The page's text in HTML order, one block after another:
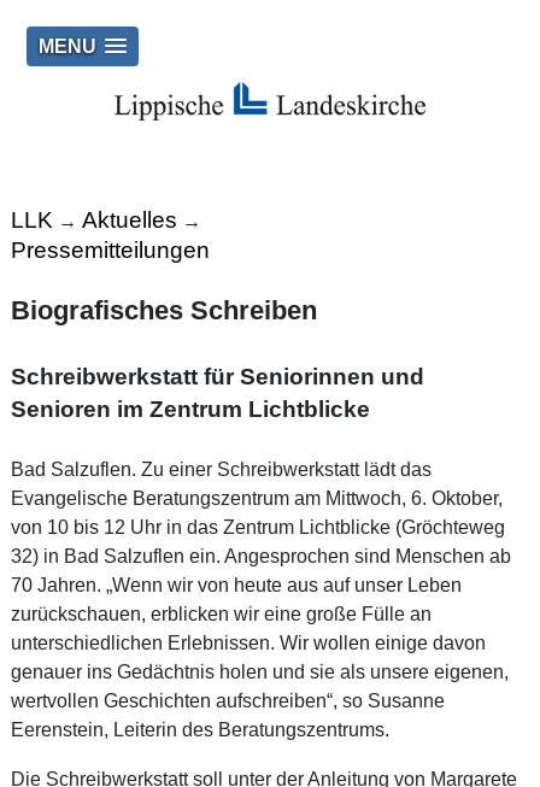
MENU
LLK → Aktuelles →
Pressemitteilungen
Biografisches Schreiben
Schreibwerkstatt für Seniorinnen und
Senioren im Zentrum Lichtblicke
Bad Salzuflen. Zu einer Schreibwerkstatt lädt das
Evangelische Beratungszentrum am Mittwoch, 6. Oktober,
von 10 bis 12 Uhr in das Zentrum Lichtblicke (Gröchteweg
32) in Bad Salzuflen ein. Angesprochen sind Menschen ab
70 Jahren. „Wenn wir von heute aus auf unser Leben
zurückschauen, erblicken wir eine große Fülle an
unterschiedlichen Erlebnissen. Wir wollen einige davon
genauer ins Gedächtnis holen und sie als unsere eigenen,
wertvollen Geschichten aufschreiben“, so Susanne
Eerenstein, Leiterin des Beratungszentrums.
Die Schreibwerkstatt soll unter der Anleitung von Margarete